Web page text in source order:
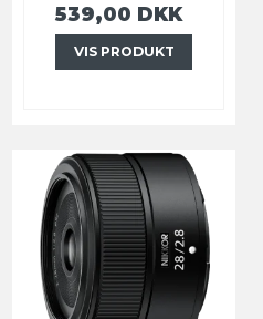
539,00 DKK
VIS PRODUKT